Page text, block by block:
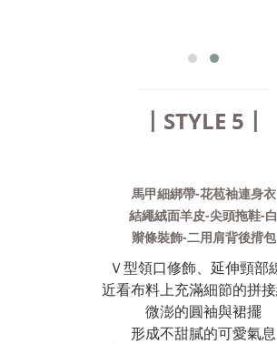
〡STYLE 5〡
馬甲細綁帶-花苞袖連身衣
結繩絨面羊皮-尖頭拖鞋-白
辮條裝飾-二用肩背後揹包
Ｖ型領口修飾、延伸頸部
近看布料上充滿細節的拼
微澎的圓袖與裙擺
形成不甜膩的可愛氣息